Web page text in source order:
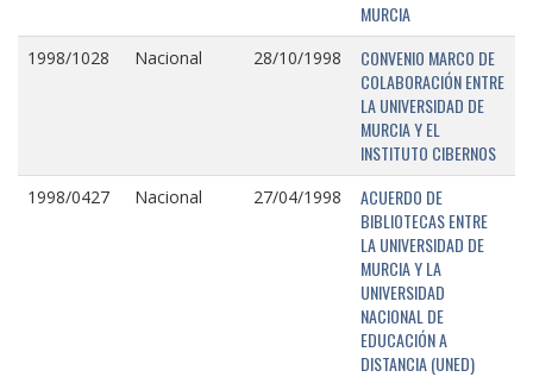
MURCIA
1998/1028 Nacional 28/10/1998
CONVENIO MARCO DE
COLABORACIÓN ENTRE
LA UNIVERSIDAD DE
MURCIA Y EL
INSTITUTO CIBERNOS
1998/0427 Nacional 27/04/1998
ACUERDO DE
BIBLIOTECAS ENTRE
LA UNIVERSIDAD DE
MURCIA Y LA
UNIVERSIDAD
NACIONAL DE
EDUCACIÓN A
DISTANCIA (UNED)